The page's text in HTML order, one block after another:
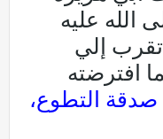
الله عليه
إلي
افترضته
صدقة التطوع،